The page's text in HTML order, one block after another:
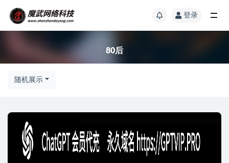
登录
80后
随机展示